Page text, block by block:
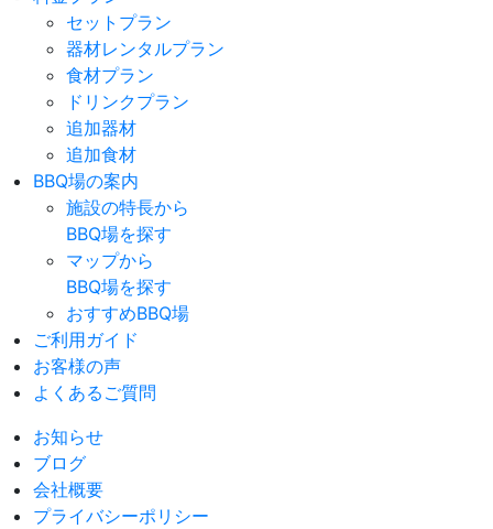
セットプラン
器材レンタルプラン
食材プラン
ドリンクプラン
追加器材
追加食材
BBQ場の案内
施設の特長から
BBQ場を探す
マップから
BBQ場を探す
おすすめBBQ場
ご利用ガイド
お客様の声
よくあるご質問
お知らせ
ブログ
会社概要
プライバシーポリシー